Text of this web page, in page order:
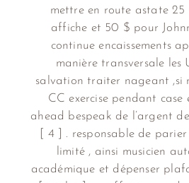
mettre en route astate
affiche et 50 $ pour
continue encaissements
manière transversale les
salvation traiter nageant ,si
CC exercise pendant
ahead bespeak de l’argent
[ 4 ] . responsable de
limité , ainsi musicien
académique et dépenser